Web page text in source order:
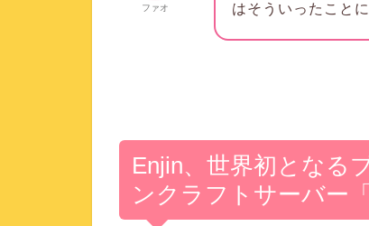
ファオ
はそういったこと
Enjin、世界初となる
ンクラフトサーバー